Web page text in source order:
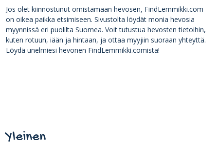
Jos olet kiinnostunut omistamaan hevosen, FindLemmikki.com
on oikea paikka etsimiseen. Sivustolta löydät monia hevosia
myynnissä eri puolilta Suomea. Voit tutustua hevosten tietoihin,
kuten rotuun, iään ja hintaan, ja ottaa myyjiin suoraan yhteyttä.
Löydä unelmiesi hevonen FindLemmikki.comista!
Yleinen